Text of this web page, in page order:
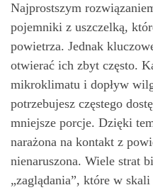
Najprostszym
pojemniki z uszczelką,
powietrza. Jednak
otwierać ich zbyt często.
mikroklimatu i dopływ
potrzebujesz częstego
mniejsze porcje. Dzięki
narażona na kontakt z
nienaruszona. Wiele strat
„zaglądania”, które w skali